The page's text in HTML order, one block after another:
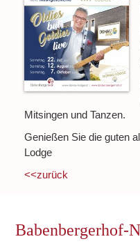
Mitsingen und Tanzen.
Genießen Sie die guten
Lodge
<<zurück
Babenbergerhof-